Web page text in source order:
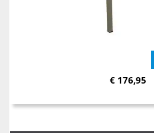
€ 176,95